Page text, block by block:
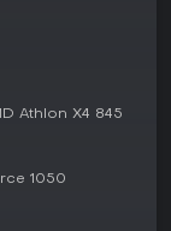
für die PC-
auf
Spieler
Athlon X4 845
1050